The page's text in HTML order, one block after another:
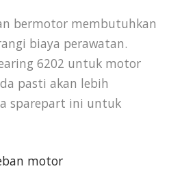
bermotor membutuhkan
biaya perawatan.
6202 untuk motor
pasti akan lebih
sparepart ini untuk
motor